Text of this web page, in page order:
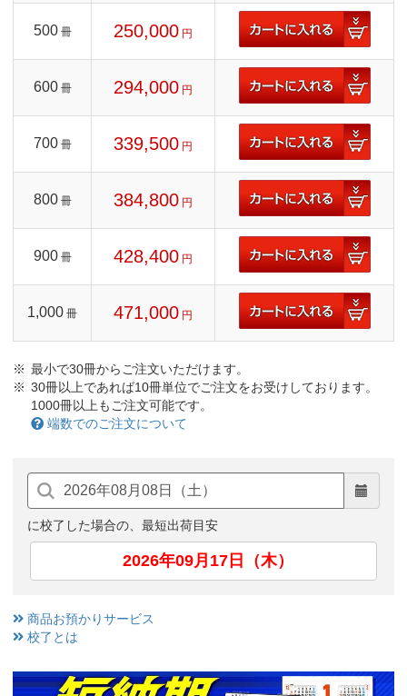
500 冊 250,000 円
600 冊 294,000 円
700 冊 339,500 円
800 冊 384,800 円
900 冊 428,400 円
1,000 冊 471,000 円
最小で30冊からご注文いただけます。
30冊以上であれば10冊単位でご注文をお受けしております。
1000冊以上もご注文可能です。
端数でのご注文について
に校了した場合の、最短出荷目安
2026年09月17日（木）
商品お預かりサービス
校了とは